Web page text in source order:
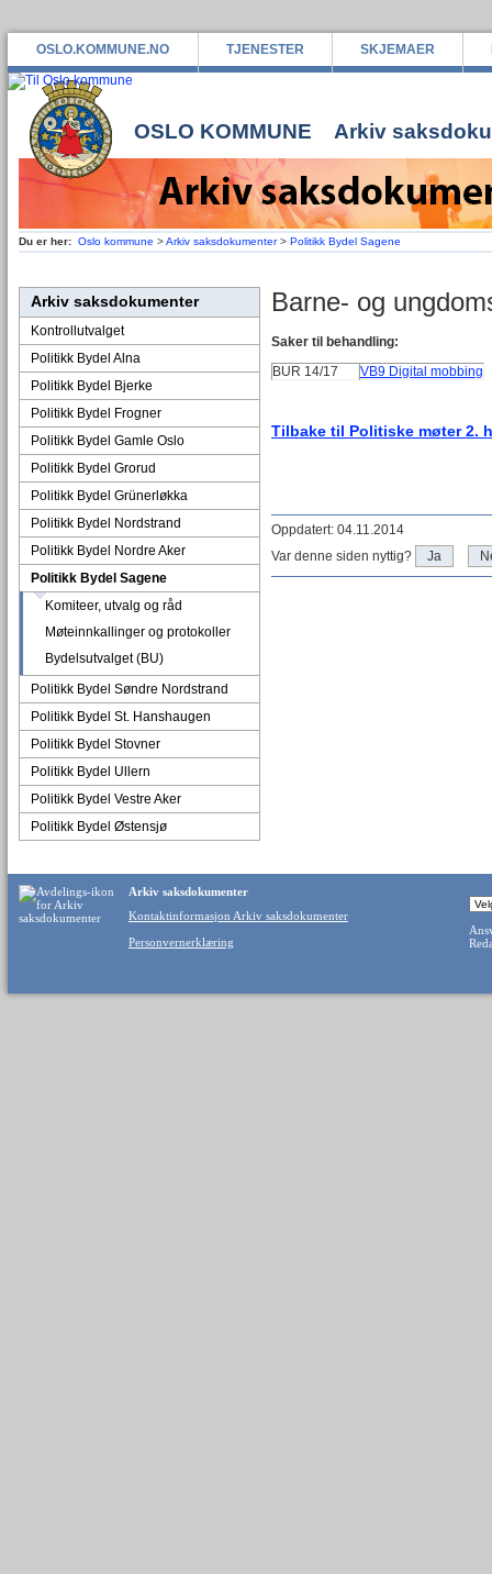
OSLO.KOMMUNE.NO TJENESTER SKJEMAER
OSLO KOMMUNE Arkiv
Du er her: Oslo kommune >Arkiv saksdokumenter> Politikk Bydel Sagene
Arkiv saksdokumenter
Kontrollutvalget
Politikk Bydel Alna
Politikk Bydel Bjerke
Politikk Bydel Frogner
Politikk Bydel Gamle Oslo
Politikk Bydel Grorud
Politikk Bydel Grünerløkka
Politikk Bydel Nordstrand
Politikk Bydel Nordre Aker
Politikk Bydel Sagene
Komiteer, utvalg og råd
Møteinnkallinger og protokoller
Bydelsutvalget (BU)
Politikk Bydel Søndre Nordstrand
Politikk Bydel St. Hanshaugen
Politikk Bydel Stovner
Politikk Bydel Ullern
Politikk Bydel Vestre Aker
Politikk Bydel Østensjø
Barne- og
Saker til behandling:
BUR 14/17
VB9 Digital mobbing
Tilbake til Politiske møter 2.
Oppdatert: 04.11.2014
Var denne siden nyttig?
Ja
Arkiv saksdokumenter
Kontaktinformasjon Arkiv saksdokumenter
Personvernerklæring